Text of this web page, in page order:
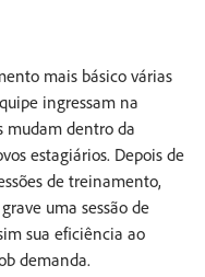
mais básico várias
ingressam na
mudam dentro da
estagiários. Depois de
de treinamento,
uma sessão de
sua eficiência ao
demanda.